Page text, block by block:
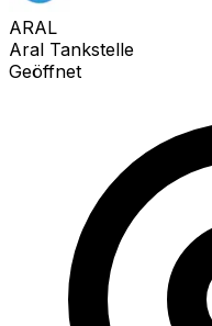
ARAL
Aral Tankstelle
Geöffnet